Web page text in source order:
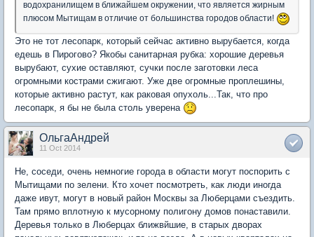
водохранилищем в ближайшем окружении, что является жирным
плюсом Мытищам в отличие от большинства городов области!
Это не тот лесопарк, который сейчас активно вырубается, когда
едешь в Пирогово? Якобы санитарная рубка: хорошие деревья
вырубают, сухие оставляют, сучки после заготовки леса
огромными кострами сжигают. Уже две огромные проплешины,
которые активно растут, как раковая опухоль...Так, что про
лесопарк, я бы не была столь уверена
ОльгаАндрей
11 Oct 2014
Не, соседи, очень немногие города в области могут поспорить с
Мытищами по зелени. Кто хочет посмотреть, как люди иногда
даже ивут, могут в новый район Москвы за Люберцами съездить.
Там прямо вплотную к мусорному полигону домов понаставили.
Деревья только в Люберцах ближвйшие, в старых дворах